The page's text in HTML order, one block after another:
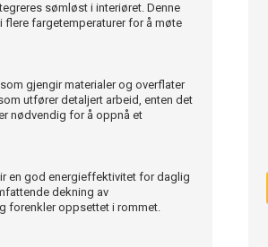
sømløst i interiøret. Denne
flere fargetemperaturer for å møte
gjengir materialer og overflater
utfører detaljert arbeid, enten det
nødvendig for å oppnå et
en god energieffektivitet for daglig
dekning av
forenkler oppsettet i rommet.